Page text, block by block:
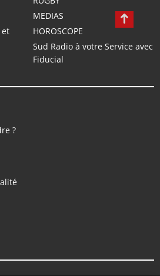
MEDIAS
et
HOROSCOPE
Sud Radio à votre Service avec
Fiducial
?